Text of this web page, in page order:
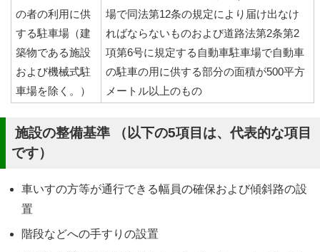
の者の利用に供
する駐車場（建
築物である施設
および機械式駐
車場を除く。）
場で同法第12条の規定により届け出なけ
ればならないものおよび道路法第2条第2
項第6号に規定する自動車駐車場で自動車
の駐車の用に供する部分の面積が500平方
メートル以上のもの
施設の整備基準 （以下の5項目は、代表的な項目
です）
車いすの方等が通行できる幅員の確保および傾斜路の設
置
階段などへの手すりの設置